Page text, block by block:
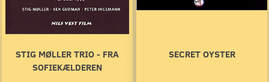
STIG MØLLER TRIO - FRA
SOFIEKÆLDEREN
SECRET OYSTER